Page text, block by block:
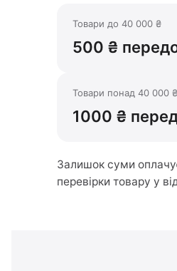
Товари до 40 000 ₴
500 ₴
Товари понад 40 000 ₴
1000 ₴
Залишок суми
перевірки товару у